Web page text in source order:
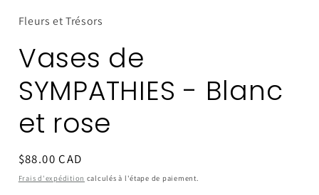
1
dans
fenêtre
modale
Fleurs et Trésors
Vases de
SYMPATHIES - Blanc
et rose
Prix
habituel
$88.00 CAD
Frais d'expédition calculés à l'étape de paiement.